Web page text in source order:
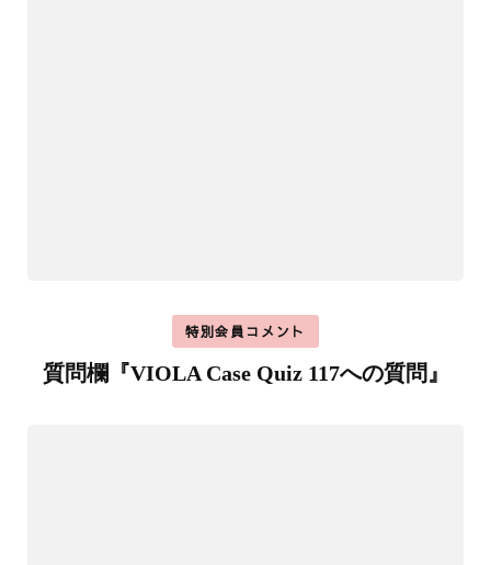
特別会員コメント
質問欄『VIOLA Case Quiz 117への質問』